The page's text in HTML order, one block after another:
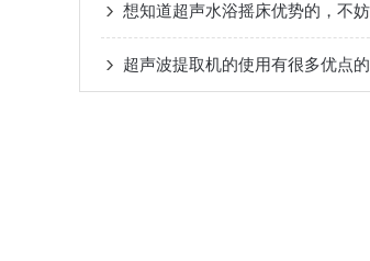
超声波提取机的使用有很多优点的